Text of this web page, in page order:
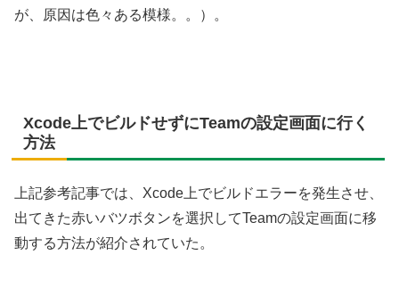
が、原因は色々ある模様。。）。
Xcode上でビルドせずにTeamの設定画面に行く
方法
上記参考記事では、Xcode上でビルドエラーを発生させ、
出てきた赤いバツボタンを選択してTeamの設定画面に移
動する方法が紹介されていた。